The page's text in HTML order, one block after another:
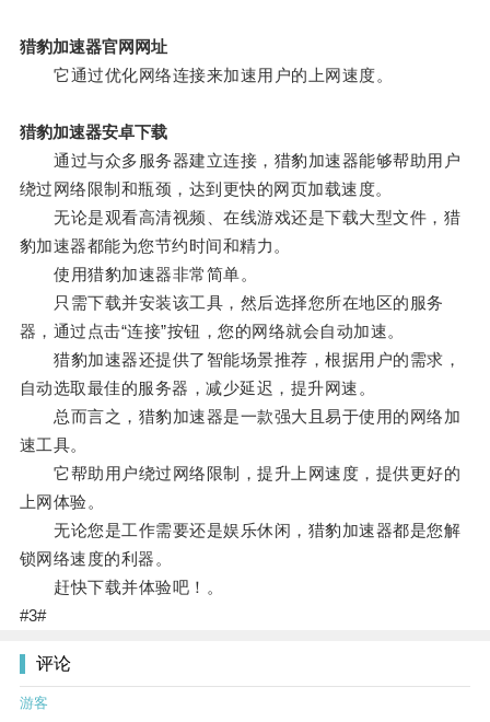
猎豹加速器官网网址
它通过优化网络连接来加速用户的上网速度。
猎豹加速器安卓下载
通过与众多服务器建立连接，猎豹加速器能够帮助用户
绕过网络限制和瓶颈，达到更快的网页加载速度。
无论是观看高清视频、在线游戏还是下载大型文件，猎
豹加速器都能为您节约时间和精力。
使用猎豹加速器非常简单。
只需下载并安装该工具，然后选择您所在地区的服务
器，通过点击“连接”按钮，您的网络就会自动加速。
猎豹加速器还提供了智能场景推荐，根据用户的需求，
自动选取最佳的服务器，减少延迟，提升网速。
总而言之，猎豹加速器是一款强大且易于使用的网络加
速工具。
它帮助用户绕过网络限制，提升上网速度，提供更好的
上网体验。
无论您是工作需要还是娱乐休闲，猎豹加速器都是您解
锁网络速度的利器。
赶快下载并体验吧！。
#3#
评论
游客